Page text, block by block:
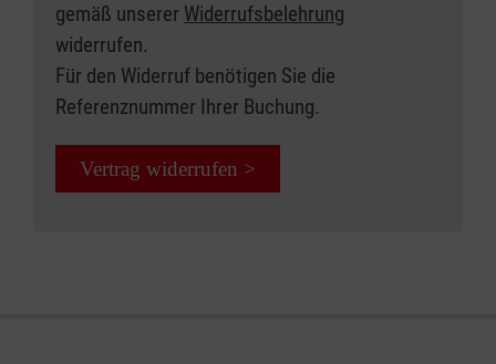
gemäß unserer Widerrufsbelehrung
widerrufen.
Für den Widerruf benötigen Sie die
Referenznummer Ihrer Buchung.
Vertrag widerrufen >